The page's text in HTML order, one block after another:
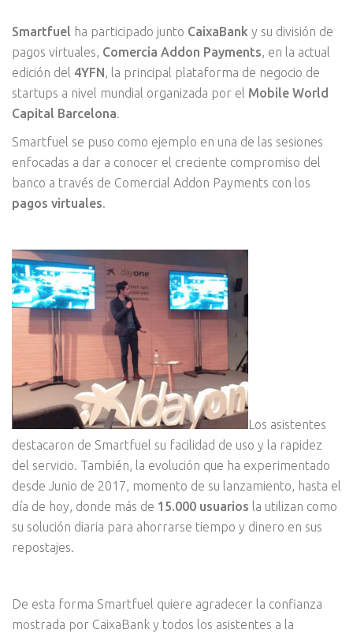
Smartfuel ha participado junto CaixaBank y su división de
pagos virtuales, Comercia Addon Payments, en la actual
edición del 4YFN , la principal plataforma de negocio de
startups a nivel mundial organizada por el Mobile World
Capital Barcelona.
Smartfuel se puso como ejemplo en una de las sesiones
enfocadas a dar a conocer el creciente compromiso del
banco a través de Comercial Addon Payments con los
pagos virtuales.
Los asistentes
destacaron de Smartfuel su facilidad de uso y la rapidez
del servicio. También, la evolución que ha experimentado
desde Junio de 2017, momento de su lanzamiento, hasta el
día de hoy, donde más de 15.000 usuarios la utilizan como
su solución diaria para ahorrarse tiempo y dinero en sus
repostajes.
De esta forma Smartfuel quiere agradecer la confianza
mostrada por CaixaBank y todos los asistentes a la